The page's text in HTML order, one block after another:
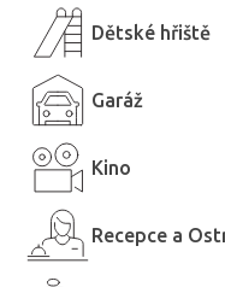
Dětské hřiště
Garáž
Kino
Recepce a